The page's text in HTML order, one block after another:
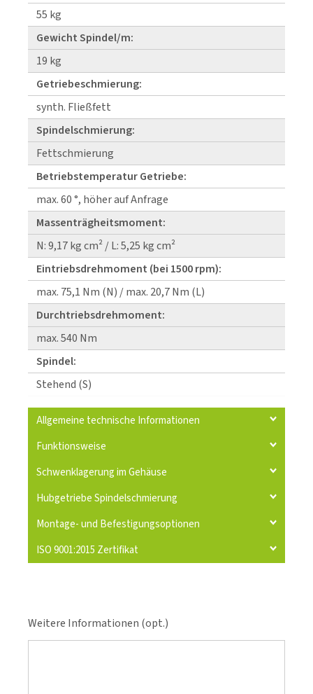
55 kg
Gewicht Spindel/m:
19 kg
Getriebeschmierung:
synth. Fließfett
Spindelschmierung:
Fettschmierung
Betriebstemperatur Getriebe:
max. 60 °, höher auf Anfrage
Massenträgheitsmoment:
N: 9,17 kg cm² / L: 5,25 kg cm²
Eintriebsdrehmoment (bei 1500 rpm):
max. 75,1 Nm (N) / max. 20,7 Nm (L)
Durchtriebsdrehmoment:
max. 540 Nm
Spindel:
Stehend (S)
Allgemeine technische Informationen
Funktionsweise
Schwenklagerung im Gehäuse
Hubgetriebe Spindelschmierung
Montage- und Befestigungsoptionen
ISO 9001:2015 Zertifikat
Weitere Informationen (opt.)